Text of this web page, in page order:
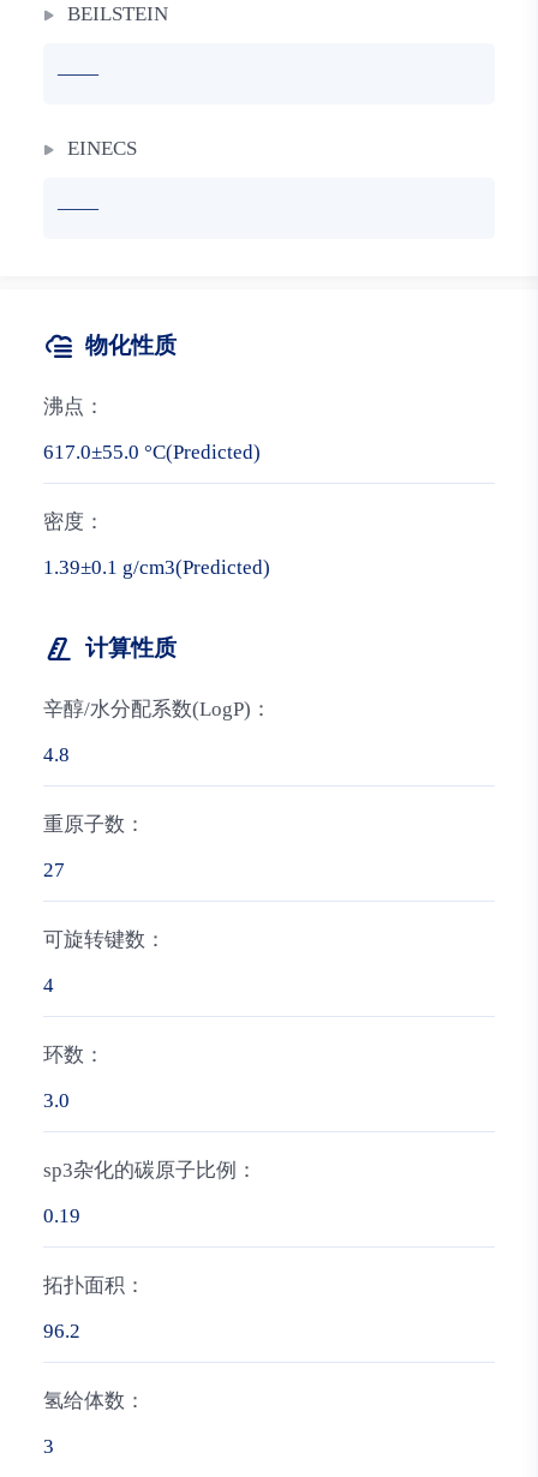
BEILSTEIN
——
EINECS
——
物化性质
沸点：
617.0±55.0 °C(Predicted)
密度：
1.39±0.1 g/cm3(Predicted)
计算性质
辛醇/水分配系数(LogP)：
4.8
重原子数：
27
可旋转键数：
4
环数：
3.0
sp3杂化的碳原子比例：
0.19
拓扑面积：
96.2
氢给体数：
3